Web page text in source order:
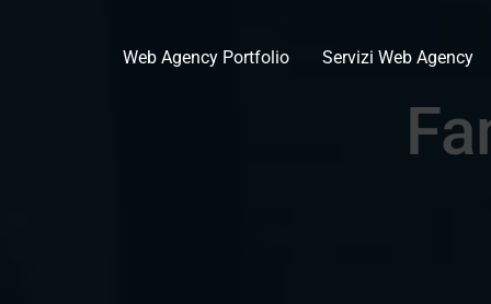
Web Agency Portfolio Servizi Web Agency